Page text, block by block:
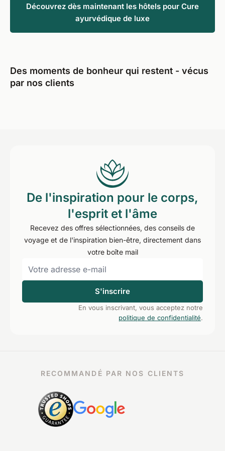
Découvrez dès maintenant les hôtels pour Cure
ayurvédique de luxe
Des moments de bonheur qui restent - vécus
par nos clients
De l'inspiration pour le corps,
l'esprit et l'âme
Recevez des offres sélectionnées, des conseils de
voyage et de l'inspiration bien-être, directement dans
votre boîte mail
S'inscrire
En vous inscrivant, vous acceptez notre
politique de confidentialité.
RECOMMANDÉ PAR NOS CLIENTS